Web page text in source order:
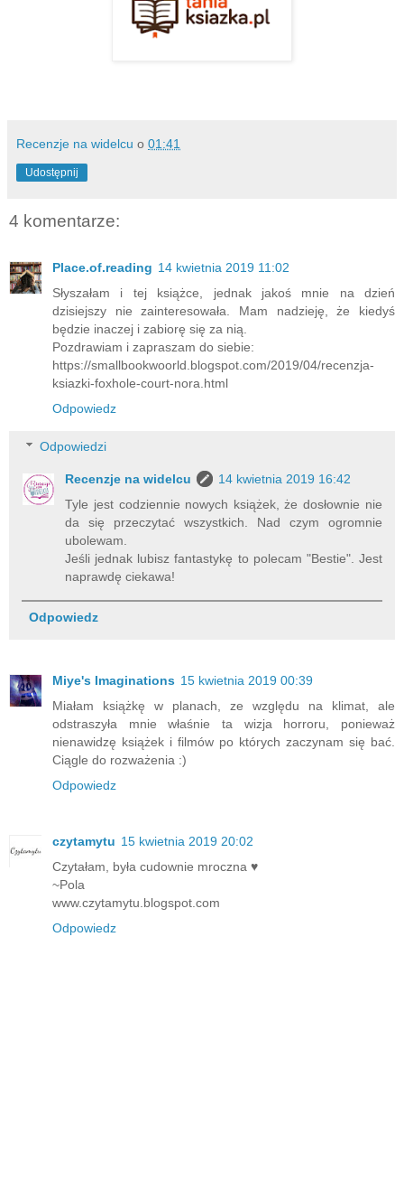
Recenzje na widelcu o 01:41
Udostępnij
4 komentarze:
Place.of.reading 14 kwietnia 2019 11:02
Słyszałam i tej książce, jednak jakoś mnie na dzień
dzisiejszy nie zainteresowała. Mam nadzieję, że kiedyś
będzie inaczej i zabiorę się za nią.
Pozdrawiam i zapraszam do siebie:
https://smallbookwoorld.blogspot.com/2019/04/recenzja-
ksiazki-foxhole-court-nora.html
Odpowiedz
Odpowiedzi
Recenzje na widelcu
14 kwietnia 2019 16:42
Tyle jest codziennie nowych książek, że dosłownie nie
da się przeczytać wszystkich. Nad czym ogromnie
ubolewam.
Jeśli jednak lubisz fantastykę to polecam "Bestie". Jest
naprawdę ciekawa!
Odpowiedz
Miye's Imaginations 15 kwietnia 2019 00:39
Miałam książkę w planach, ze względu na klimat, ale
odstraszyła mnie właśnie ta wizja horroru, ponieważ
nienawidzę książek i filmów po których zaczynam się bać.
Ciągle do rozważenia :)
Odpowiedz
czytamytu 15 kwietnia 2019 20:02
Czytałam, była cudownie mroczna ♥
~Pola
www.czytamytu.blogspot.com
Odpowiedz